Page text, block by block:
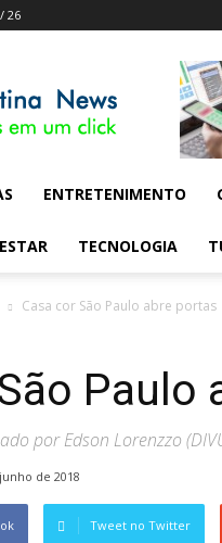
26
ENTRETENIMENTO
TECNOLOGIA
Casa cor São Paulo abre portas
Paulo
por Edson Lorenzzo
de 2018
Tweet no Twitter